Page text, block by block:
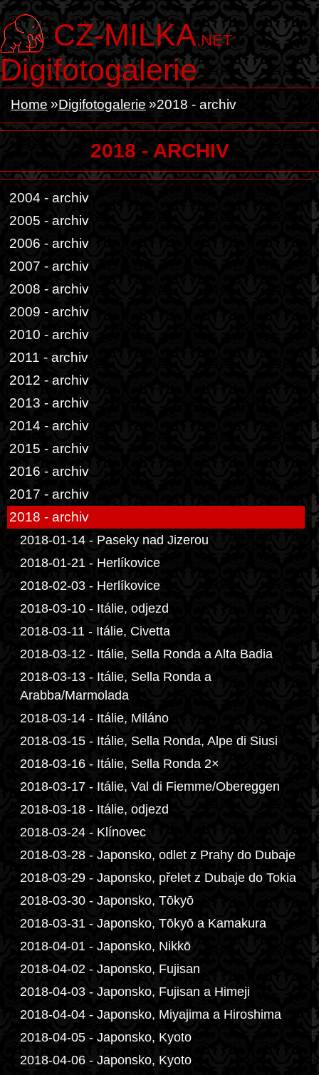
CZ-MILKA.NET
Digifotogalerie
Home Digifotogalerie 2018 - archiv
2018 - ARCHIV
2004 - archiv
2005 - archiv
2006 - archiv
2007 - archiv
2008 - archiv
2009 - archiv
2010 - archiv
2011 - archiv
2012 - archiv
2013 - archiv
2014 - archiv
2015 - archiv
2016 - archiv
2017 - archiv
2018 - archiv
2018-01-14 - Paseky nad Jizerou
2018-01-21 - Herlíkovice
2018-02-03 - Herlíkovice
2018-03-10 - Itálie, odjezd
2018-03-11 - Itálie, Civetta
2018-03-12 - Itálie, Sella Ronda a Alta Badia
2018-03-13 - Itálie, Sella Ronda a
Arabba/Marmolada
2018-03-14 - Itálie, Miláno
2018-03-15 - Itálie, Sella Ronda, Alpe di Siusi
2018-03-16 - Itálie, Sella Ronda 2×
2018-03-17 - Itálie, Val di Fiemme/Obereggen
2018-03-18 - Itálie, odjezd
2018-03-24 - Klínovec
2018-03-28 - Japonsko, odlet z Prahy do Dubaje
2018-03-29 - Japonsko, přelet z Dubaje do Tokia
2018-03-30 - Japonsko, Tōkyō
2018-03-31 - Japonsko, Tōkyō a Kamakura
2018-04-01 - Japonsko, Nikkō
2018-04-02 - Japonsko, Fujisan
2018-04-03 - Japonsko, Fujisan a Himeji
2018-04-04 - Japonsko, Miyajima a Hiroshima
2018-04-05 - Japonsko, Kyoto
2018-04-06 - Japonsko, Kyoto